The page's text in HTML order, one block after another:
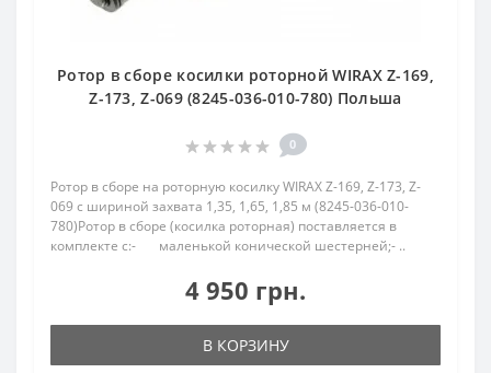
Ротор в сборе косилки роторной WIRAX Z-169,
Z-173, Z-069 (8245-036-010-780) Польша
0
Ротор в сборе на роторную косилку WIRAX Z-169, Z-173, Z-
069 с шириной захвата 1,35, 1,65, 1,85 м (8245-036-010-
780)Ротор в сборе (косилка роторная) поставляется в
комплекте с:- маленькой конической шестерней;- ..
4 950 грн.
В КОРЗИНУ